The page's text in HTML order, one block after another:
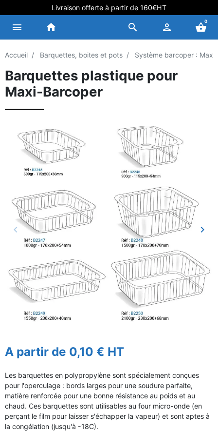
Livraison offerte à partir de 160€HT
menu home search person shopping_basket
0
Accueil Barquettes, boites et pots Système barcoper :
Barquettes plastique pour
Maxi-Barcoper
Précédent
keyboard_arrow_left keyboard_arrow_right
A partir de 0,10 € HT
Les barquettes en polypropylène sont spécialement conçues
pour l'operculage : bords larges pour une soudure parfaite,
matière renforcée pour une bonne résistance au poids et au
chaud. Ces barquettes sont utilisables au four micro-onde (en
perçant le film pour laisser s'échapper la vapeur) et sont aptes à
la congélation (jusqu'à -18C).